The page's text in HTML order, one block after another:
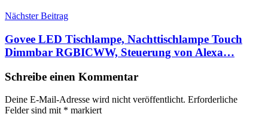
Nächster Beitrag
Govee LED Tischlampe, Nachttischlampe Touch
Dimmbar RGBICWW, Steuerung von Alexa…
Schreibe einen Kommentar
Deine E-Mail-Adresse wird nicht veröffentlicht. Erforderliche
Felder sind mit * markiert